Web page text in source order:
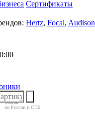
Сертификаты
Hertz, Focal, Audison
заказы
по России и СПб